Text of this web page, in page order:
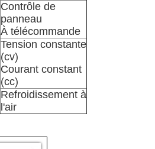
Contrôle de
panneau
À télécommande
Tension constante
(cv)
Courant constant
(cc)
Refroidissement à
l'air